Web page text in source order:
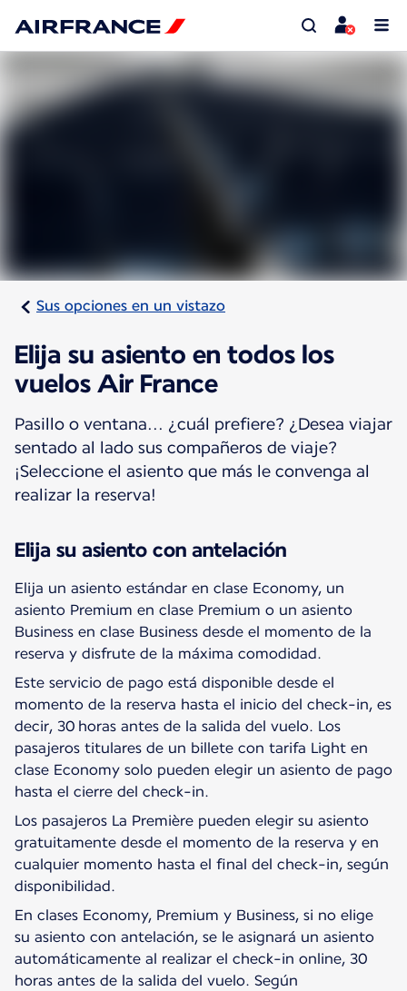
Sus opciones en un vistazo
Elija su asiento en todos los
vuelos Air France
Pasillo o ventana... ¿cuál prefiere? ¿Desea viajar
sentado al lado sus compañeros de viaje?
¡Seleccione el asiento que más le convenga al
realizar la reserva!
Elija su asiento con antelación
Elija un asiento estándar en clase Economy, un
asiento Premium en clase Premium o un asiento
Business en clase Business desde el momento de la
reserva y disfrute de la máxima comodidad.
Este servicio de pago está disponible desde el
momento de la reserva hasta el inicio del check-in, es
decir, 30 horas antes de la salida del vuelo. Los
pasajeros titulares de un billete con tarifa Light en
clase Economy solo pueden elegir un asiento de pago
hasta el cierre del check-in.
Los pasajeros La Première pueden elegir su asiento
gratuitamente desde el momento de la reserva y en
cualquier momento hasta el final del check-in, según
disponibilidad.
En clases Economy, Premium y Business, si no elige
su asiento con antelación, se le asignará un asiento
automáticamente al realizar el check-in online, 30
horas antes de la salida del vuelo. Según